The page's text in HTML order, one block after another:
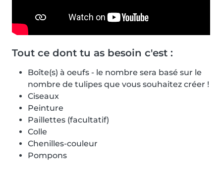
Tout ce dont tu as besoin c'est :
Boîte(s) à oeufs - le nombre sera basé sur le
nombre de tulipes que vous souhaitez créer !
Ciseaux
Peinture
Paillettes (facultatif)
Colle
Chenilles-couleur
Pompons